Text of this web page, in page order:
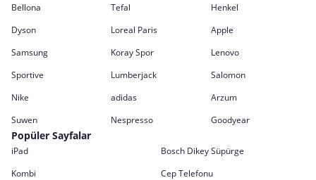
Bellona
Tefal
Henkel
Dyson
Loreal Paris
Apple
Samsung
Koray Spor
Lenovo
Sportive
Lumberjack
Salomon
Nike
adidas
Arzum
Suwen
Nespresso Goodyear
Popüler Sayfalar
iPad
Bosch Dikey Süpürge
Kombi
Cep Telefonu